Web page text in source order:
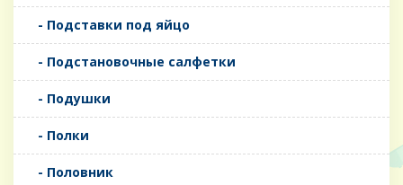
- Подставки под яйцо
- Подстановочные салфетки
- Подушки
- Полки
- Половник